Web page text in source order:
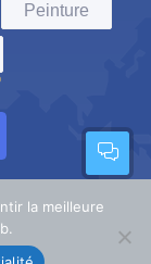
Peinture
la meilleure